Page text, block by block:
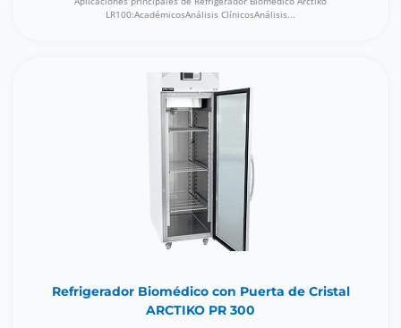
LR100:AcadémicosAnálisis ClínicosAnálisis...
Refrigerador Biomédico con Puerta de Cristal
ARCTIKO PR 300